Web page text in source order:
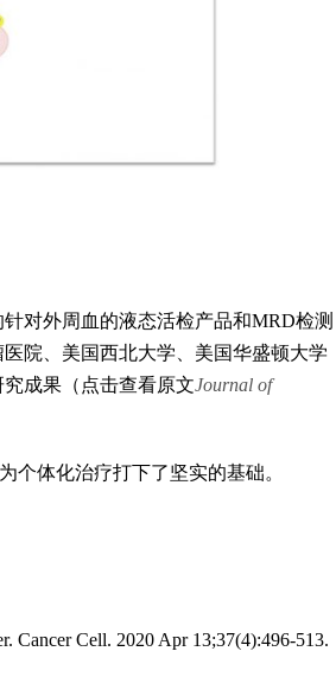
对外周血的液态活检产品和MRD检测
院、美国西北大学、美国华盛顿大学
成果（点击查看原文Journal of
个体化治疗打下了坚实的基础。
Cancer Cell. 2020 Apr 13;37(4):496-513.